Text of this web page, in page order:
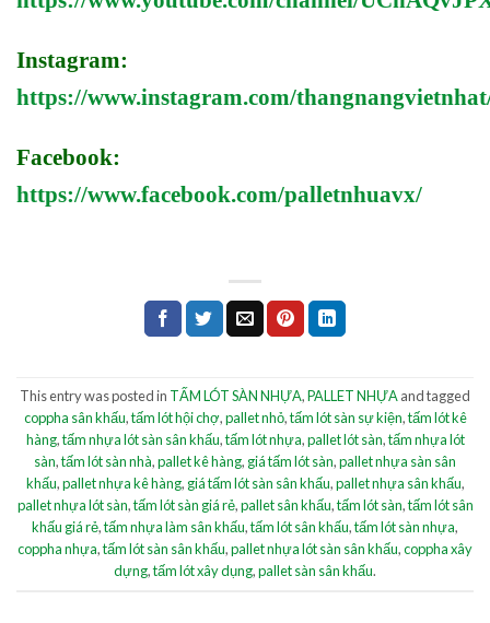
Instagram:
https://www.instagram.com/
Facebook:
https://www.facebook.com/palletnhuavx/
This entry was posted in TẤM LÓT SÀN NHỰA,PALLET NHỰAand tagged
coppha sân khấu,tấm lót hội chợ,pallet nhỏ,tấm lót sàn sự kiện,tấm lót kê
hàng,tấm nhựa lót sàn sân khấu,tấm lót nhựa,pallet lót sàn,tấm nhựa lót
sàn,tấm lót sàn nhà,pallet kê hàng, giá tấm lót sàn,pallet nhựa sàn sân
khấu,pallet nhựa kê hàng, giá tấm lót sàn sân khấu,pallet nhựa sân khấu,
pallet nhựa lót sàn,tấm lót sàn giá rẻ,pallet sân khấu,tấm lót sàn,tấm lót sân
khấu giá rẻ,tấm nhựa làm sân khấu,tấm lót sân khấu,tấm lót sàn nhựa,
coppha nhựa,tấm lót sàn sân khấu,pallet nhựa lót sàn sân khấu,coppha xây
dựng,tấm lót xây dụng,pallet sàn sân khấu.